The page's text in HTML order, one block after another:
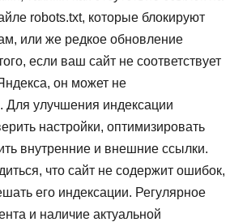
robots.txt, которые блокируют
или же редкое обновление
если ваш сайт не соответствует
он может не
Для улучшения индексации
настройки, оптимизировать
внутренние и внешние ссылки.
что сайт не содержит ошибок,
его индексации. Регулярное
и наличие актуальной